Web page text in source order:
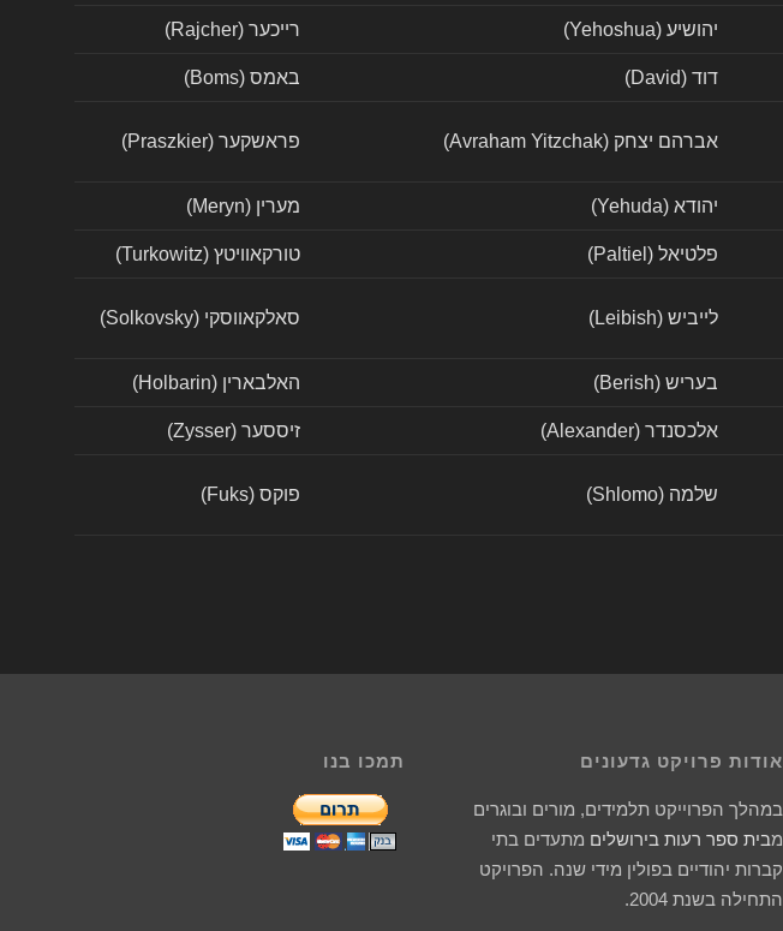
יהושיע (Yehoshua) רייכער (Rajcher)
דוד (David) באמס (Boms)
אברהם יצחק (Avraham Yitzchak) פראשקער (Praszkier)
יהודא (Yehuda) מערין (Meryn)
פלטיאל (Paltiel) טורקאוויטץ (Turkowitz)
לייביש (Leibish) סאלקאווסקי (Solkovsky)
בעריש (Berish) האלבארין (Holbarin)
אלכסנדר (Alexander) זיססער (Zysser)
שלמה (Shlomo) פוקס (Fuks)
אודות פרויקט גדעונים
במהלך הפרוייקט תלמידים, מורים ובוגרים
מבית ספר רעות בירושלים מתעדים בתי
קברות יהודיים בפולין מידי שנה. הפרויקט
התחילה בשנת 2004.
תמכו בנו